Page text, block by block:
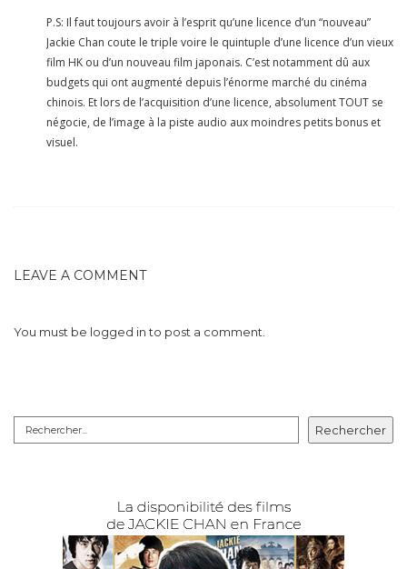
P.S: Il faut toujours avoir à l’esprit qu’une licence d’un “nouveau”
Jackie Chan coute le triple voire le quintuple d’une licence d’un vieux
film HK ou d’un nouveau film japonais. C’est notamment dû aux
budgets qui ont augmenté depuis l’énorme marché du cinéma
chinois. Et lors de l’acquisition d’une licence, absolument TOUT se
négocie, de l’image à la piste audio aux moindres petits bonus et
visuel.
LEAVE A COMMENT
You must be logged into post a comment.
Rechercher
Rechercher